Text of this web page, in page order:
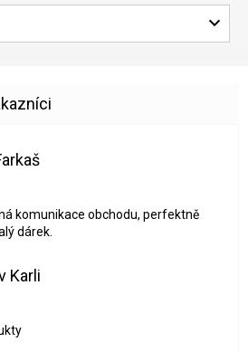
obchodu je 5 z 5 hvězdiček.
komunikace obchodu, perfektně
dárek.
Karli
obchodu je 5 z 5 hvězdiček.